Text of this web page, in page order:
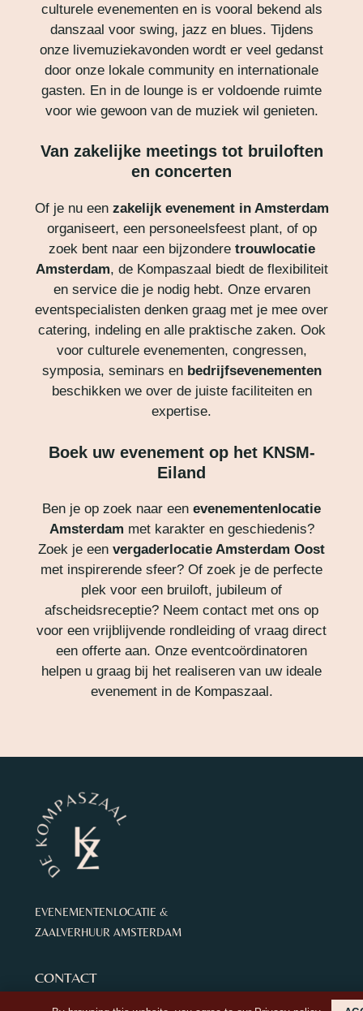
culturele evenementen en is vooral bekend als
danszaal voor swing, jazz en blues. Tijdens
onze livemuziekavonden wordt er veel gedanst
door onze lokale community en internationale
gasten. En in de lounge is er voldoende ruimte
voor wie gewoon van de muziek wil genieten.
Van zakelijke meetings tot bruiloften
en concerten
Of je nu een zakelijk evenement in Amsterdam
organiseert, een personeelsfeest plant, of op
zoek bent naar een bijzondere trouwlocatie
Amsterdam, de Kompaszaal biedt de flexibiliteit
en service die je nodig hebt. Onze ervaren
eventspecialisten denken graag met je mee over
catering, indeling en alle praktische zaken. Ook
voor culturele evenementen, congressen,
symposia, seminars en bedrijfsevenementen
beschikken we over de juiste faciliteiten en
expertise.
Boek uw evenement op het KNSM-
Eiland
Ben je op zoek naar een evenementenlocatie
Amsterdam met karakter en geschiedenis?
Zoek je een vergaderlocatie Amsterdam Oost
met inspirerende sfeer? Of zoek je de perfecte
plek voor een bruiloft, jubileum of
afscheidsreceptie? Neem contact met ons op
voor een vrijblijvende rondleiding of vraag direct
een offerte aan. Onze eventcoördinatoren
helpen u graag bij het realiseren van uw ideale
evenement in de Kompaszaal.
EVENEMENTENLOCATIE &
ZAALVERHUUR AMSTERDAM
CONTACT